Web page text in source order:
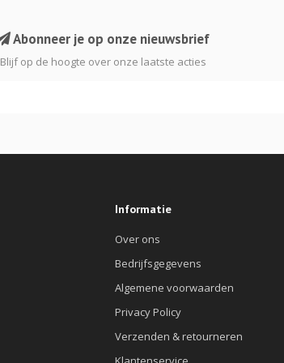
Abonneer je op onze nieuwsbrief
Blijf op de hoogte over onze laatste acties
Informatie
Over ons
Bedrijfsgegevens
Algemene voorwaarden
Privacy Policy
Verzenden & retourneren